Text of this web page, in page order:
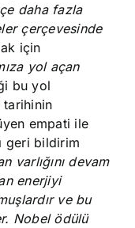
daha fazla
çerçevesinde
için
yol açan
bu yol
tarihinin
empati ile
geri bildirim
varlığını devam
enerjiyi
ve bu
Nobel ödülü